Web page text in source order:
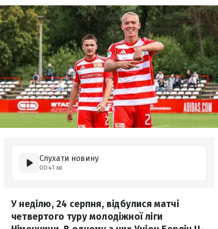
Слухати новину
00:41 хв
У неділю, 24 серпня, відбулися матчі
четвертого туру молодіжної ліги